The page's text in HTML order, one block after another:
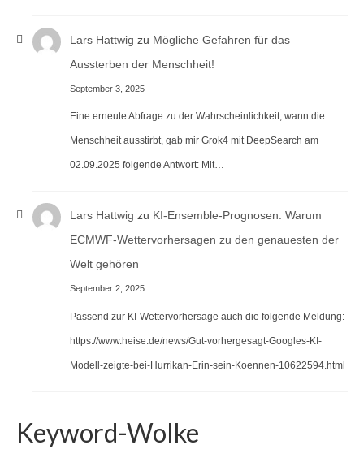
Lars Hattwig zu Mögliche Gefahren für das
Aussterben der Menschheit!
September 3, 2025
Eine erneute Abfrage zu der Wahrscheinlichkeit, wann die
Menschheit ausstirbt, gab mir Grok4 mit DeepSearch am
02.09.2025 folgende Antwort: Mit…
Lars Hattwig zu KI-Ensemble-Prognosen: Warum
ECMWF-Wettervorhersagen zu den genauesten der
Welt gehören
September 2, 2025
Passend zur KI-Wettervorhersage auch die folgende Meldung:
https://www.heise.de/news/Gut-vorhergesagt-Googles-KI-
Modell-zeigte-bei-Hurrikan-Erin-sein-Koennen-10622594.html
Keyword-Wolke